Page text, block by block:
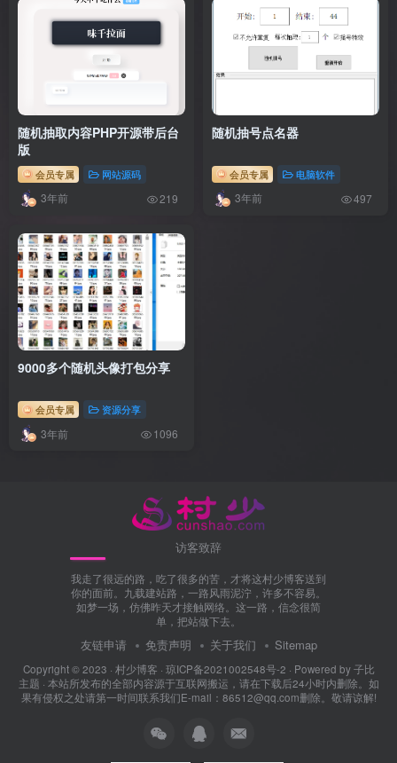
随机抽取内容PHP开源带后台
版
会员专属 网站源码
3年前 219
随机抽号点名器
会员专属 电脑软件
3年前 497
9000多个随机头像打包分享
会员专属 资源分享
3年前 1096
访客致辞
我走了很远的路，吃了很多的苦，才将这村少博客送到
你的面前。九载建站路，一路风雨泥泞，许多不容易。
如梦一场，仿佛昨天才接触网络。这一路，信念很简
单，把站做下去。
友链申请 免责声明 关于我们 Sitemap
Copyright © 2023 · 村少博客 · 琼ICP备2021002548号-2 · Powered by子比
主题 · 本站所发布的全部内容源于互联网搬运，请在下载后24小时内删除。如
果有侵权之处请第一时间联系我们E-mail：86512@qq.com删除。敬请谅解!